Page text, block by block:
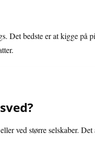
Det bedste er at kigge på
ved større selskaber.